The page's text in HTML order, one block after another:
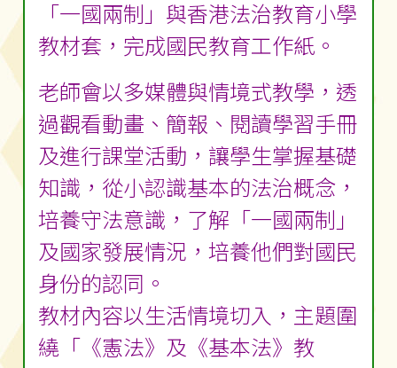
「一國兩制」與香港法治教育小學
教材套，完成國民教育工作紙。
老師會以多媒體與情境式教學，透
過觀看動畫、簡報、閱讀學習手冊
及進行課堂活動，讓學生掌握基礎
知識，從小認識基本的法治概念，
培養守法意識，了解「一國兩制」
及國家發展情況，培養他們對國民
身份的認同。
教材內容以生活情境切入，主題圍
繞「《憲法》及《基本法》教